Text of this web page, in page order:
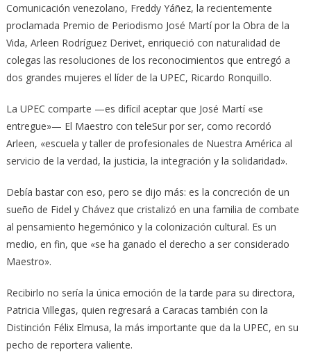
Comunicación venezolano, Freddy Yáñez, la recientemente
proclamada Premio de Periodismo José Martí por la Obra de la
Vida, Arleen Rodríguez Derivet, enriqueció con naturalidad de
colegas las resoluciones de los reconocimientos que entregó a
dos grandes mujeres el líder de la UPEC, Ricardo Ronquillo.
La UPEC comparte —es difícil aceptar que José Martí «se
entregue»— El Maestro con teleSur por ser, como recordó
Arleen, «escuela y taller de profesionales de Nuestra América al
servicio de la verdad, la justicia, la integración y la solidaridad».
Debía bastar con eso, pero se dijo más: es la concreción de un
sueño de Fidel y Chávez que cristalizó en una familia de combate
al pensamiento hegemónico y la colonización cultural. Es un
medio, en fin, que «se ha ganado el derecho a ser considerado
Maestro».
Recibirlo no sería la única emoción de la tarde para su directora,
Patricia Villegas, quien regresará a Caracas también con la
Distinción Félix Elmusa, la más importante que da la UPEC, en su
pecho de reportera valiente.